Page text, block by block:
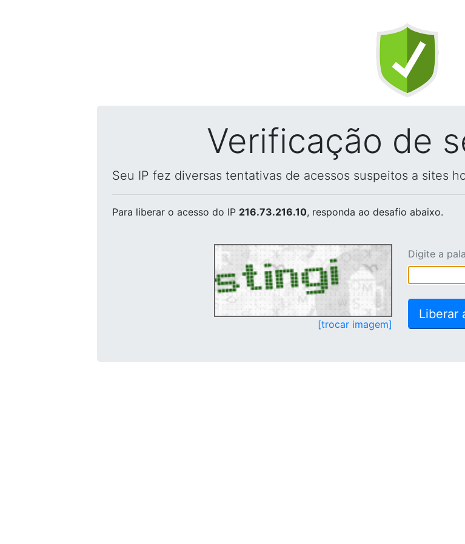
Verificação de
Seu IP fez diversas tentativas de acessos suspeitos a sites
Para liberar o acesso do IP 216.73.216.10, responda ao desafio abaixo.
[trocar imagem]
Digite a